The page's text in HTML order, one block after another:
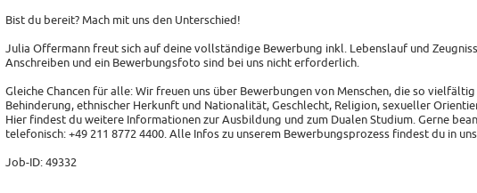
Bist du bereit? Mach mit uns den Unterschied!
Julia Offermann freut sich auf deine vollständige Bewerbung inkl. Lebenslauf und
Anschreiben und ein Bewerbungsfoto sind bei uns nicht erforderlich.
Gleiche Chancen für alle: Wir freuen uns über Bewerbungen von Menschen, die so
Behinderung, ethnischer Herkunft und Nationalität, Geschlecht, Religion, sexueller
Hier findest du weitere Informationen zur Ausbildung und zum Dualen Studium. Gerne
telefonisch: +49 211 8772 4400. Alle Infos zu unserem Bewerbungsprozess findest du in
Job-ID: 49332